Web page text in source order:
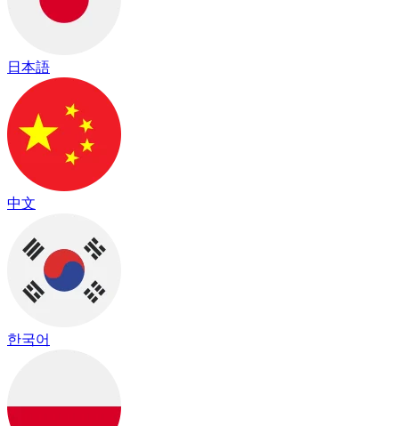
日本語
中文
한국어